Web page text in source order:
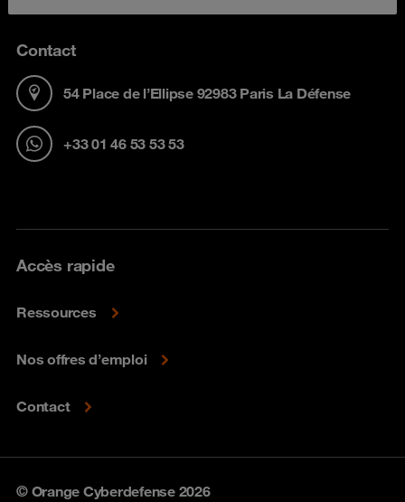
Contact
54 Place de l’Ellipse 92983 Paris La Défense
+33 01 46 53 53 53
Accès rapide
Ressources
Nos offres d’emploi
Contact
© Orange Cyberdefense 2026